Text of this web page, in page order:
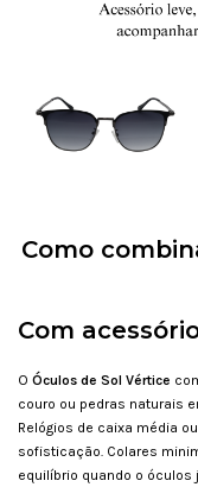
Como
Com
O Óculos de Sol Vértice
couro ou pedras naturais
Relógios de caixa média
sofisticação. Colares
equilíbrio quando o óculos